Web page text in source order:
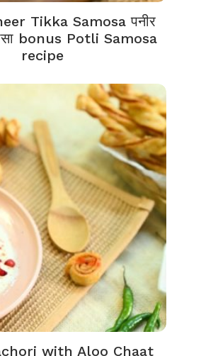
Tikka Samosa पनीर
bonus Potli Samosa
recipe
with Aloo Chaat